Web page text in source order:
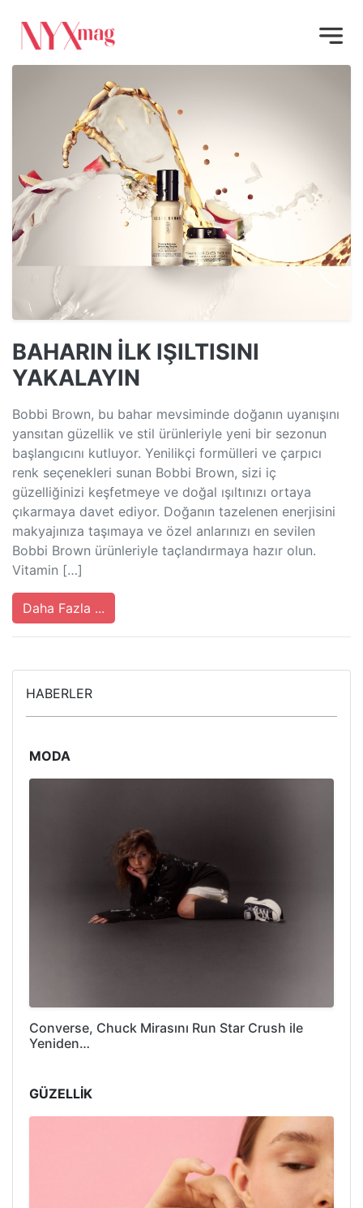
BAHARIN İLK IŞILTISINI
YAKALAYIN
Bobbi Brown, bu bahar mevsiminde doğanın uyanışını
yansıtan güzellik ve stil ürünleriyle yeni bir sezonun
başlangıcını kutluyor. Yenilikçi formülleri ve çarpıcı
renk seçenekleri sunan Bobbi Brown, sizi iç
güzelliğinizi keşfetmeye ve doğal ışıltınızı ortaya
çıkarmaya davet ediyor. Doğanın tazelenen enerjisini
makyajınıza taşımaya ve özel anlarınızı en sevilen
Bobbi Brown ürünleriyle taçlandırmaya hazır olun.
Vitamin […]
Daha Fazla ...
HABERLER
MODA
Converse, Chuck Mirasını Run Star Crush ile
Yeniden…
GÜZELLİK